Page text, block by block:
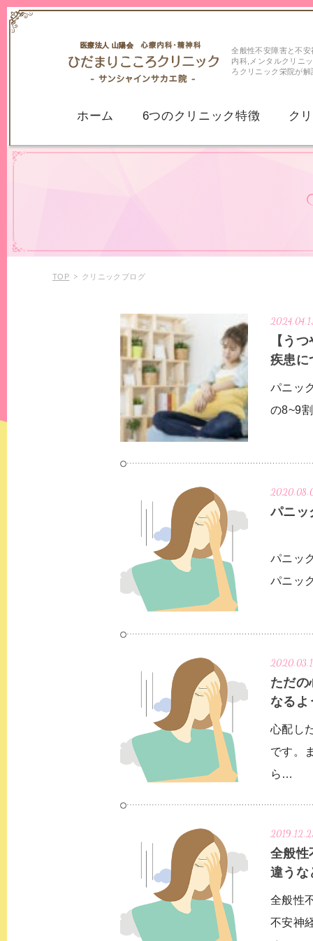
全般性不安障害と不
内科,メンタルクリニ
ろクリニック栄院が
ホーム 6つのクリニック特徴 ク
気分変調症・
発達障害 大人の発達障害
適応障害
月経前症候群（
TOP クリニックブログ
【う
疾患に
パニッ
の8~9
パニッ
パニッ
パニッ
ただの
なるよ
心配し
です。
ら…
全般性
違うな
全般性
不安神